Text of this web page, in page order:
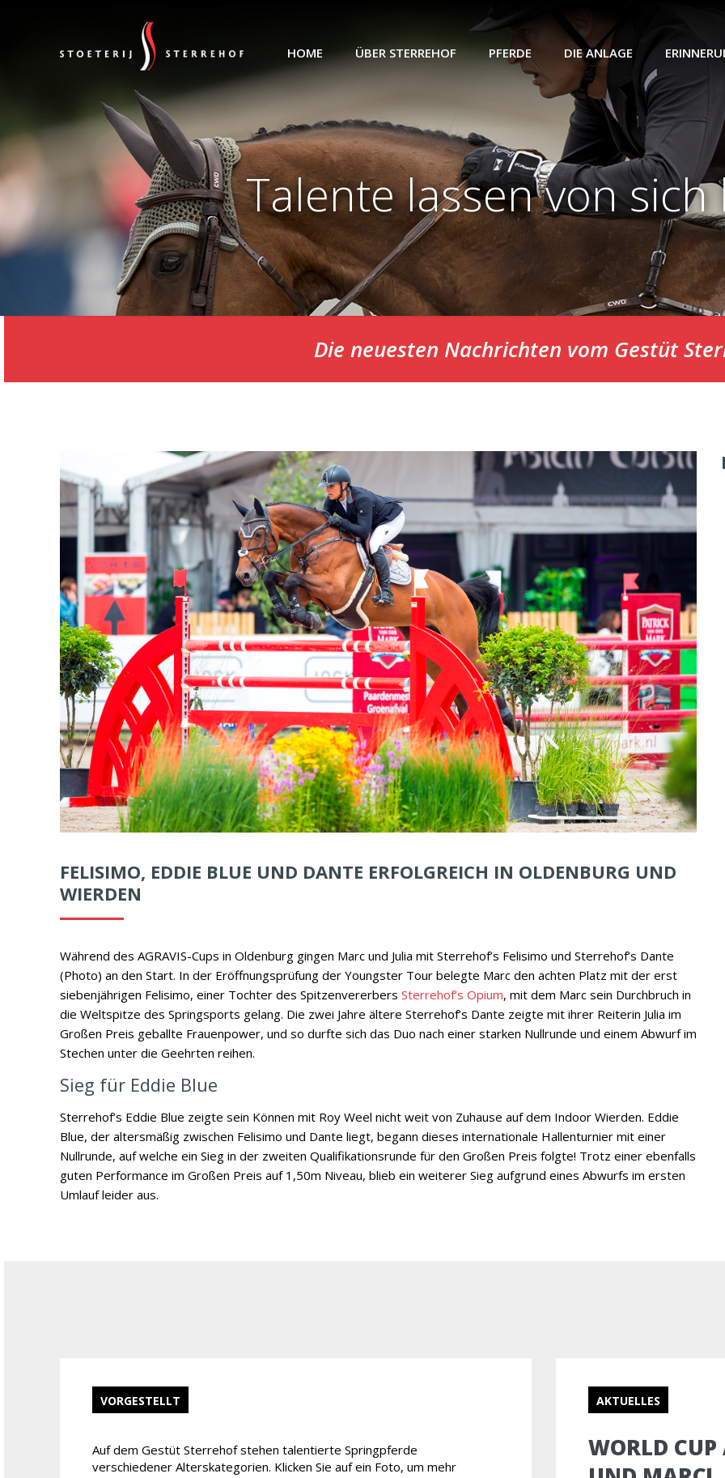
HOME ÜBER STERREHOF PFERDE DIE ANLAGE
Talente lassen von
Die neuesten Nachrichten vom Gestüt
FELISIMO, EDDIE BLUE UND DANTE ERFOLGREICH IN OLDENBURG UND
WIERDEN
Während des AGRAVIS-Cups in Oldenburg gingen Marc und Julia mit Sterrehof’s Felisimo und Sterrehof’s Dante
(Photo) an den Start. In der Eröffnungsprüfung der Youngster Tour belegte Marc den achten Platz mit der erst
siebenjährigen Felisimo,einer Tochter des SpitzenvererbersSterrehof’s Opium, mit dem Marc sein Durchbruch in
die Weltspitze des Springsports gelang. Die zwei Jahre ältere Sterrehof’s Dante zeigte mit ihrer Reiterin Julia im
Großen Preis geballte Frauenpower, und so durfte sich das Duo nach einer starken Nullrunde und einem Abwurf im
Stechen unter die Geehrten reihen.
Sieg für Eddie Blue
Sterrehof’s Eddie Blue zeigte sein Können mit Roy Weel nicht weit von Zuhause auf dem Indoor Wierden. Eddie
Blue, der altersmäßig zwischen Felisimo und Dante liegt, begann dieses internationale Hallenturnier mit einer
Nullrunde, auf welche ein Sieg in der zweiten Qualifikationsrunde für den Großen Preis folgte! Trotz einer ebenfalls
guten Performance im Großen Preis auf 1,50m Niveau, blieb ein weiterer Sieg aufgrund eines Abwurfs im ersten
Umlauf leider aus.
VORGESTELLT
Auf dem Gestüt Sterrehof stehen talentierte Springpferde
verschiedener Alterskategorien. Klicken Sie auf ein Foto, um mehr
AKTUELLES
WORLD